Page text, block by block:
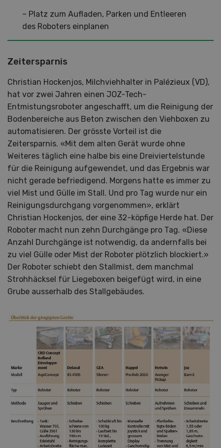
– Platz zum Aufladen, Parken und Entleeren
des Roboters einplanen
Zeitersparnis
Christian Hockenjos, Milchviehhalter in Palézieux (VD),
hat vor zwei Jahren einen JOZ-Tech-
Entmistungsroboter angeschafft, um die Reinigung der
Bodenbereiche aus Beton zwischen den Viehboxen zu
automatisieren. Der grösste Vorteil ist die
Zeitersparnis. «Mit dem alten Gerät wurde ohne
Weiteres täglich eine halbe bis eine Dreiviertelstunde
für die Reinigung aufgewendet, und das Ergebnis war
nicht gerade befriedigend. Morgens hatte es immer zu
viel Mist und Gülle im Stall. Und pro Tag wurde nur ein
Reinigungsdurchgang vorgenommen», erklärt
Christian Hockenjos, der eine 32-köpfige Herde hat. Der
Roboter macht nun zehn Durchgänge pro Tag. «Diese
Anzahl Durchgänge ist notwendig, da andernfalls bei
zu viel Gülle oder Mist der Roboter plötzlich blockiert.»
Der Roboter schiebt den Stallmist, dem manchmal
Strohhäcksel für Liegeboxen beigefügt wird, in eine
Grube ausserhalb des Stallgebäudes.